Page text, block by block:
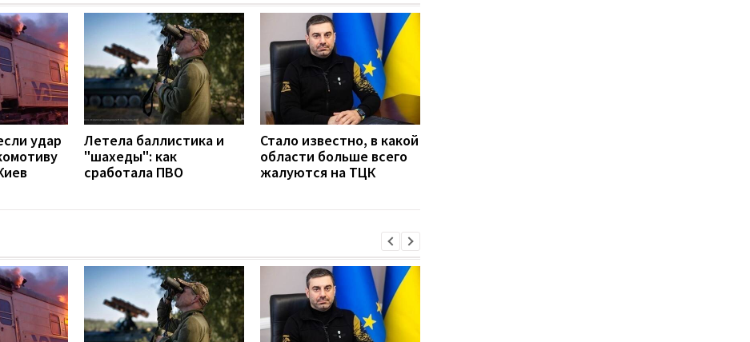
удар
Летела баллистика и
"шахеды": как
сработала ПВО
Стало известно, в какой
области больше всего
жалуются на ТЦК